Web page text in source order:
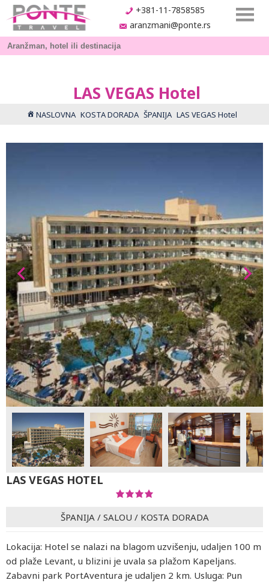
+381-11-7858585
aranzmani@ponte.rs
LAS VEGAS Hotel
NASLOVNA KOSTA DORADA ŠPANIJA LAS VEGAS Hotel
LAS VEGAS HOTEL
ŠPANIJA / SALOU / KOSTA DORADA
Lokacija: Hotel se nalazi na blagom uzvišenju, udaljen 100 m
od plaže Levant, u blizini je uvala sa plažom Kapeljans.
Zabavni park PortAventura je udaljen 2 km. Usluga: Pun